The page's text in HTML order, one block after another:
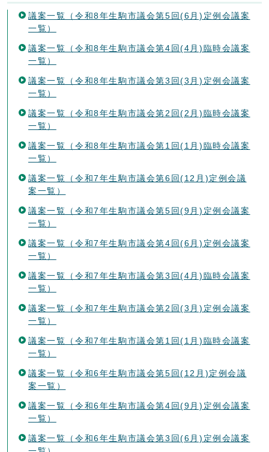
議案一覧（令和8年生駒市議会第5回(6月)定例会議案
一覧）
議案一覧（令和8年生駒市議会第4回(4月)臨時会議案
一覧）
議案一覧（令和8年生駒市議会第3回(3月)定例会議案
一覧）
議案一覧（令和8年生駒市議会第2回(2月)臨時会議案
一覧）
議案一覧（令和8年生駒市議会第1回(1月)臨時会議案
一覧）
議案一覧（令和7年生駒市議会第6回(12月)定例会議
案一覧）
議案一覧（令和7年生駒市議会第5回(9月)定例会議案
一覧）
議案一覧（令和7年生駒市議会第4回(6月)定例会議案
一覧）
議案一覧（令和7年生駒市議会第3回(4月)臨時会議案
一覧）
議案一覧（令和7年生駒市議会第2回(3月)定例会議案
一覧）
議案一覧（令和7年生駒市議会第1回(1月)臨時会議案
一覧）
議案一覧（令和6年生駒市議会第5回(12月)定例会議
案一覧）
議案一覧（令和6年生駒市議会第4回(9月)定例会議案
一覧）
議案一覧（令和6年生駒市議会第3回(6月)定例会議案